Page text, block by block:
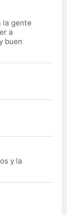
la gente
a
buen
y la